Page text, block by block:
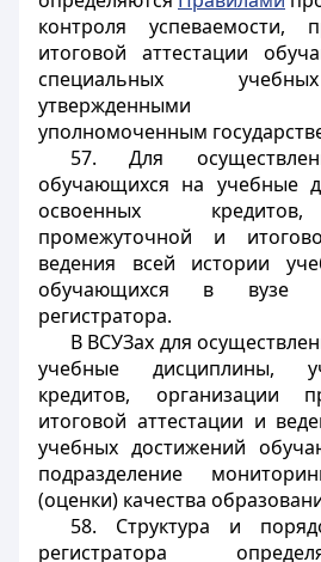
контроля успеваемости,
итоговой аттестации
специальных
утвержденными
уполномоченным
57. Для
обучающихся на учебные
освоенных
промежуточной и
ведения всей истории
обучающихся в вузе
регистратора.
В ВСУЗах для
учебные дисциплины,
кредитов, организации
итоговой аттестации и
учебных достижений
подразделение
(оценки) качества
58. Структура и
регистратора